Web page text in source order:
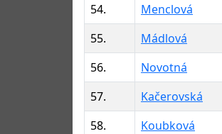
54.
Menclová
55.
Mádlová
56.
Novotná
57.
Kačerovská
58.
Koubková